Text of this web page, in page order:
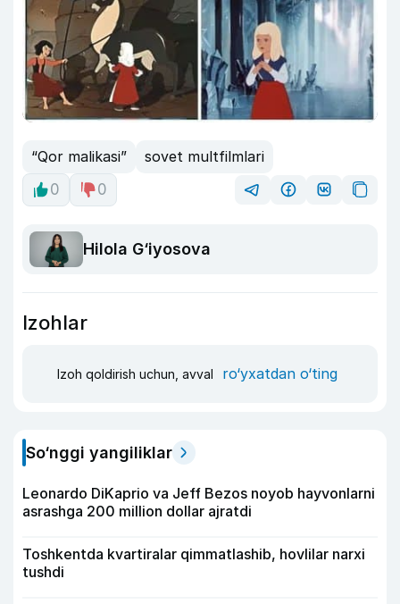
“Qor malikasi”
sovet multfilmlari
0
0
Hilola G‘iyosova
Izohlar
Izoh qoldirish uchun, avval ro‘yxatdan o‘ting
So‘nggi yangiliklar
Leonardo DiKaprio va Jeff Bezos noyob hayvonlarni
asrashga 200 million dollar ajratdi
Toshkentda kvartiralar qimmatlashib, hovlilar narxi
tushdi